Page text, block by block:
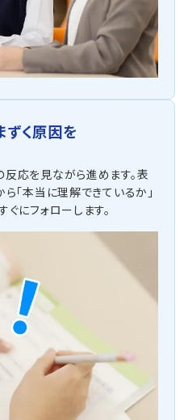
く原因を
応を見ながら進めます。表
「本当に理解できているか」
にフォローします。